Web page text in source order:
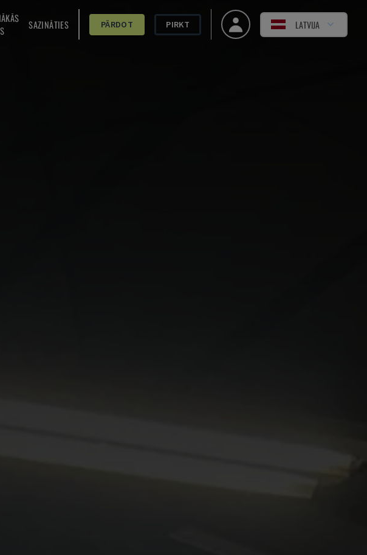
SAZINĀTIES PĀRDOT PIRKT LATVIJA